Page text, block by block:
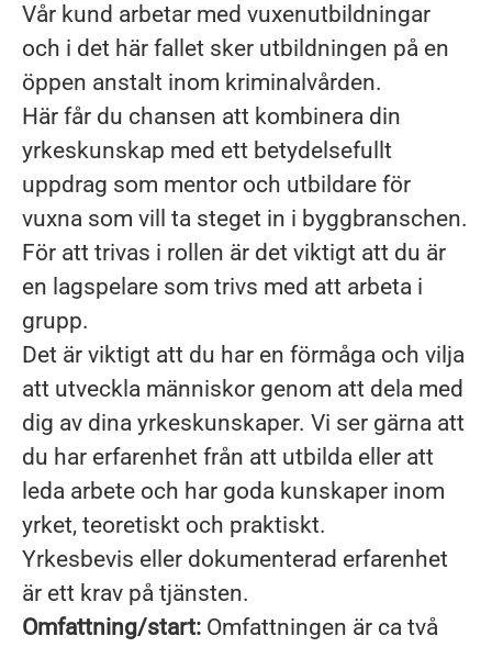
Vår kund arbetar med vuxenutbildningar
och i det här fallet sker utbildningen på en
öppen anstalt inom kriminalvården.
Här får du chansen att kombinera din
yrkeskunskap med ett betydelsefullt
uppdrag som mentor och utbildare för
vuxna som vill ta steget in i byggbranschen.
För att trivas i rollen är det viktigt att du är
en lagspelare som trivs med att arbeta i
grupp.
Det är viktigt att du har en förmåga och vilja
att utveckla människor genom att dela med
dig av dina yrkeskunskaper. Vi ser gärna att
du har erfarenhet från att utbilda eller att
leda arbete och har goda kunskaper inom
yrket, teoretiskt och praktiskt.
Yrkesbevis eller dokumenterad erfarenhet
är ett krav på tjänsten.
Omfattning/start: Omfattningen är ca två